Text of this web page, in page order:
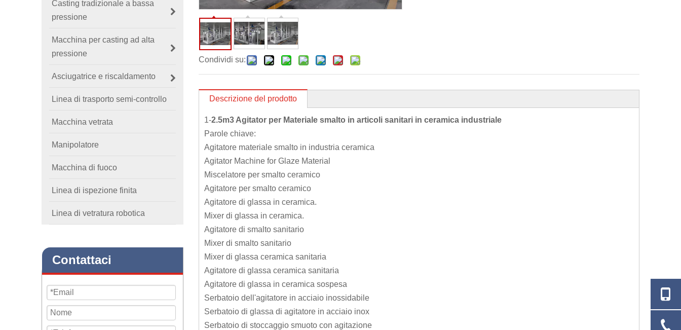
Casting tradizionale a bassa
pressione
Macchina per casting ad alta
pressione
Asciugatrice e riscaldamento
Linea di trasporto semi-controllo
Macchina vetrata
Manipolatore
Macchina di fuoco
Linea di ispezione finita
Linea di vetratura robotica
Contattaci
Condividi su:
Descrizione del prodotto
1-2.5m3 Agitator per Materiale smalto in articoli sanitari in ceramica industriale
Parole chiave:
Agitatore materiale smalto in industria ceramica
Agitator Machine for Glaze Material
Miscelatore per smalto ceramico
Agitatore per smalto ceramico
Agitatore di glassa in ceramica.
Mixer di glassa in ceramica.
Agitatore di smalto sanitario
Mixer di smalto sanitario
Mixer di glassa ceramica sanitaria
Agitatore di glassa ceramica sanitaria
Agitatore di glassa in ceramica sospesa
Serbatoio dell'agitatore in acciaio inossidabile
Serbatoio di glassa di agitatore in acciaio inox
Serbatoio di stoccaggio smuoto con agitazione